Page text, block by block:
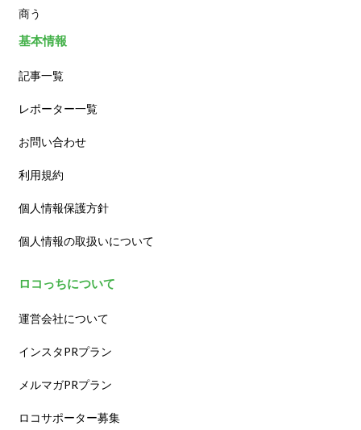
商う
基本情報
記事一覧
レポーター一覧
お問い合わせ
利用規約
個人情報保護方針
個人情報の取扱いについて
ロコっちについて
運営会社について
インスタPRプラン
メルマガPRプラン
ロコサポーター募集